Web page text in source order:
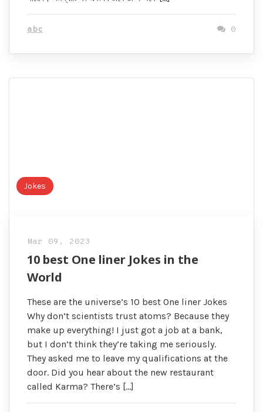
abc 0
Jokes
Mar 09, 2023
10 best One liner Jokes in the
World
These are the universe’s 10 best One liner Jokes
Why don’t scientists trust atoms? Because they
make up everything! I just got a job at a bank,
but I don’t think they’re taking me seriously.
They asked me to leave my qualifications at the
door. Did you hear about the new restaurant
called Karma? There’s […]